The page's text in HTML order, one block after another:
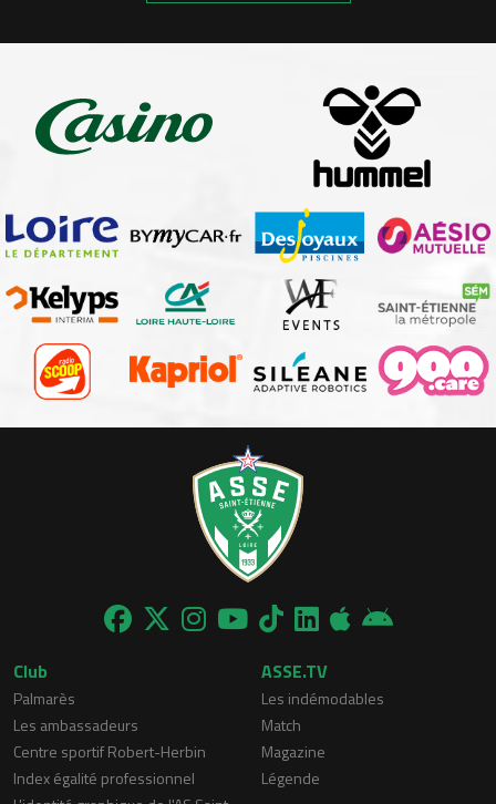
Club
Palmarès
Les ambassadeurs
Centre sportif Robert-Herbin
Index égalité professionnel
ASSE.TV
Les indémodables
Match
Magazine
Légende